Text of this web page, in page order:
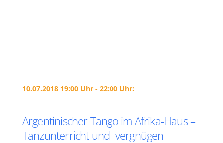
10.07.2018 19:00 Uhr - 22:00 Uhr:
Argentinischer Tango im Afrika-Haus –
Tanzunterricht und -vergnügen